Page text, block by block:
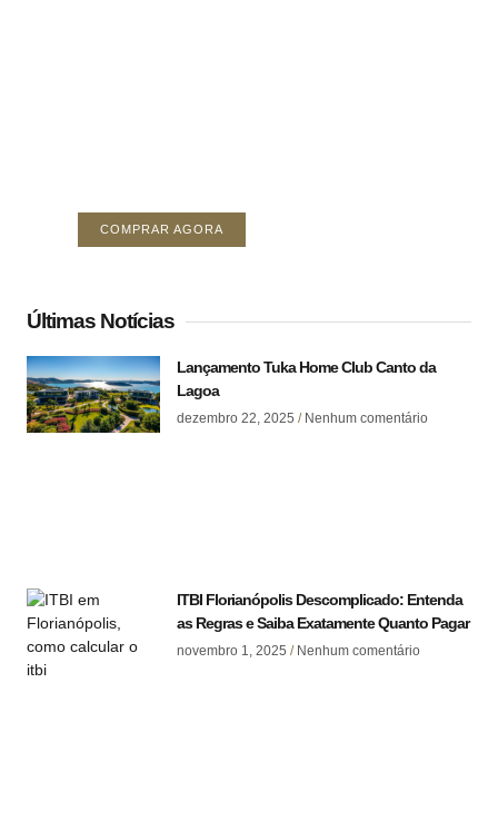
COMPRAR AGORA
Últimas Notícias
Lançamento Tuka Home Club Canto da
Lagoa
dezembro 22, 2025 Nenhum comentário
ITBI Florianópolis Descomplicado: Entenda
as Regras e Saiba Exatamente Quanto Pagar
novembro 1, 2025 Nenhum comentário